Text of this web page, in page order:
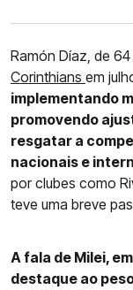
Ramón Díaz, de
Corinthians em
implementando
promovendo
resgatar a
nacionais e
por clubes como
teve uma breve
A fala de Milei,
destaque ao